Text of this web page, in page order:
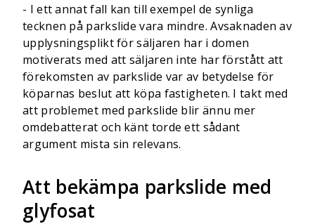
- I ett annat fall kan till exempel de synliga
tecknen på parkslide vara mindre. Avsaknaden av
upplysningsplikt för säljaren har i domen
motiverats med att säljaren inte har förstått att
förekomsten av parkslide var av betydelse för
köparnas beslut att köpa fastigheten. I takt med
att problemet med parkslide blir ännu mer
omdebatterat och känt torde ett sådant
argument mista sin relevans.
Att bekämpa parkslide med
glyfosat